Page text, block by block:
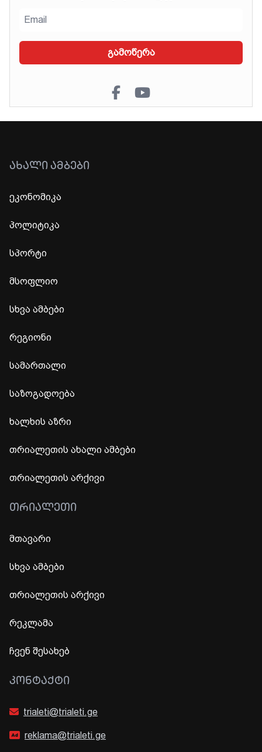
გამოწერა
ᲐᲮᲐᲚᲘ ᲐᲛᲑᲔᲑᲘ
ეკონომიკა
პოლიტიკა
სპორტი
მსოფლიო
სხვა ამბები
რეგიონი
სამართალი
საზოგადოება
ხალხის აზრი
თრიალეთის ახალი ამბები
თრიალეთის არქივი
ᲗᲠᲘᲐᲚᲔᲗᲘ
მთავარი
სხვა ამბები
თრიალეთის არქივი
რეკლამა
ჩვენ შესახებ
ᲙᲝᲜᲢᲐᲥᲢᲘ
trialeti@trialeti.ge
reklama@trialeti.ge